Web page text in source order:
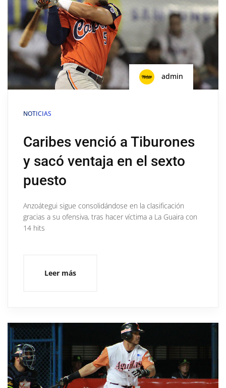
admin
NOTICIAS
Caribes venció a Tiburones
y sacó ventaja en el sexto
puesto
Anzoátegui sigue consolidándose en la clasificación
gracias a su ofensiva, tras hacer víctima a La Guaira con
14 hits
Leer más